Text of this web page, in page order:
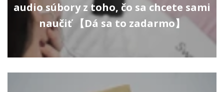
audio súbory z toho, čo sa chcete sami
naučiť 【Dá sa to zadarmo】